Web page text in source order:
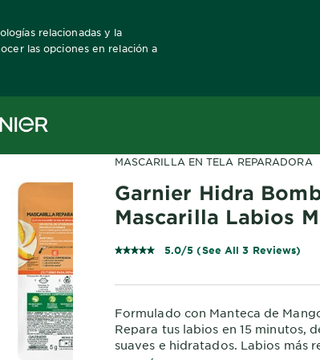
relacionadas y la
las opciones en relación a
MASCARILLA EN TELA REPARADORA
Garnier Hidra
Mascarilla Labios
5.0/5 (See All 3 Reviews)
Formulado con Manteca de
Repara tus labios en 15 minutos,
suaves e hidratados. Labios más